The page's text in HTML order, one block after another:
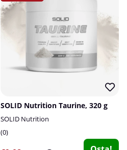
SOLID Nutrition Taurine, 320 g
SOLID Nutrition
0